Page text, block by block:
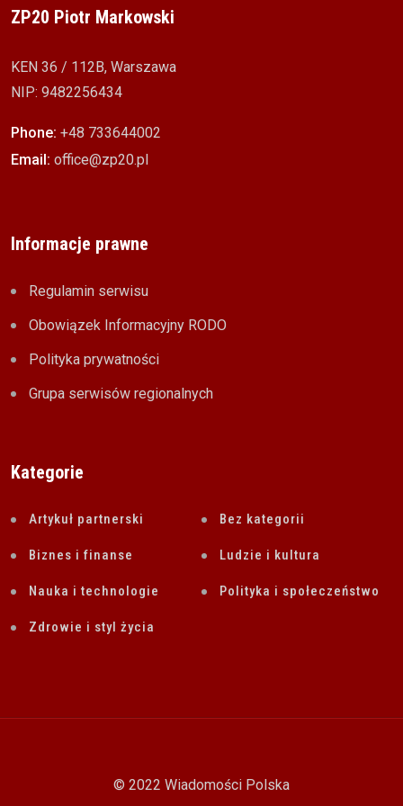
ZP20 Piotr Markowski
KEN 36 / 112B, Warszawa
NIP: 9482256434
Phone: +48 733644002
Email: office@zp20.pl
Informacje prawne
Regulamin serwisu
Obowiązek Informacyjny RODO
Polityka prywatności
Grupa serwisów regionalnych
Kategorie
Artykuł partnerski Bez kategorii
Biznes i finanse Ludzie i kultura
Nauka i technologie Polityka i społeczeństwo
Zdrowie i styl życia
© 2022 Wiadomości Polska